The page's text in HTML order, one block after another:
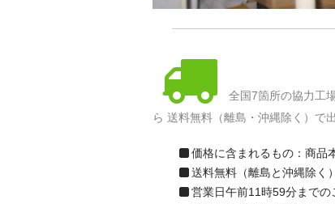
全国7箇所の協力工
ら 送料無料（離島・沖縄除く）で
価格に含まれるもの：商品
送料無料（離島と沖縄除く
営業日午前11時59分までの